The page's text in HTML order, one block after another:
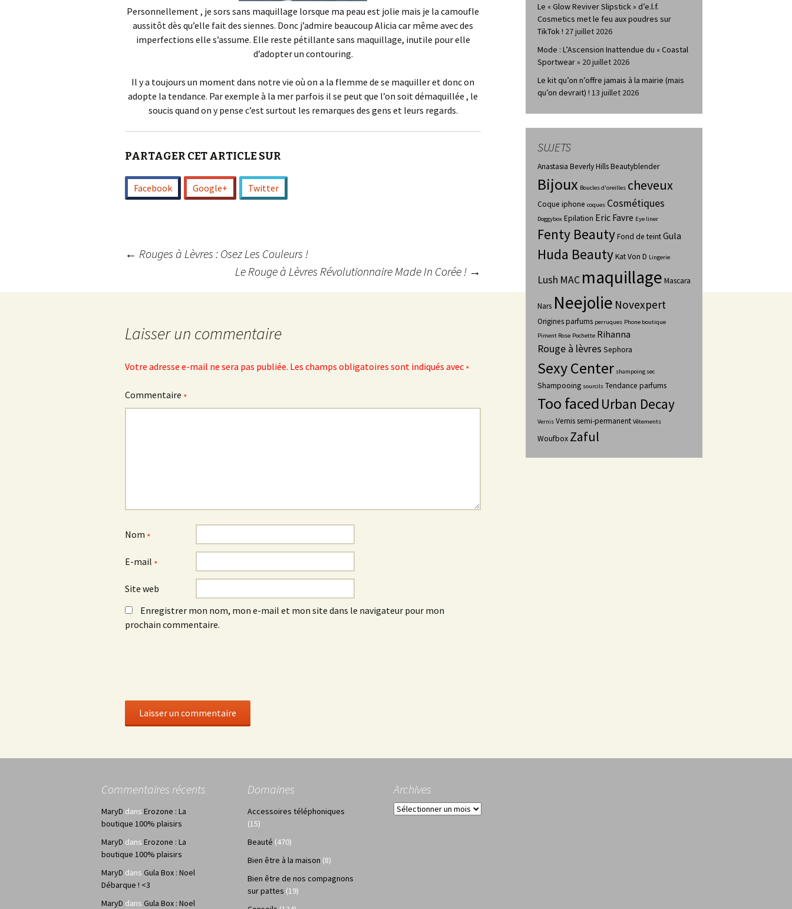
Personnellement , je sors sans maquillage lorsque ma peau est jolie mais je la camoufle
aussitôt dès qu’elle fait des siennes. Donc j’admire beaucoup Alicia car même avec des
imperfections elle s’assume. Elle reste pétillante sans maquillage, inutile pour elle
d’adopter un contouring.
Il y a toujours un moment dans notre vie où on a la flemme de se maquiller et donc on
adopte la tendance. Par exemple à la mer parfois il se peut que l’on soit démaquillée , le
soucis quand on y pense c’est surtout les remarques des gens et leurs regards.
PARTAGER CET ARTICLE SUR
Facebook Google+ Twitter
Navigation
des
← Rouges à Lèvres : Osez Les Couleurs !
Le Rouge à Lèvres Révolutionnaire Made In Corée ! →
Laisser un commentaire
Votre adresse e-mail ne sera pas publiée. Les champs obligatoires sont indiqués avec *
Commentaire *
Nom *
E-mail *
Site web
Enregistrer mon nom, mon e-mail et mon site dans le navigateur pour mon
prochain commentaire.
Le « Glow Reviver Slipstick » d’e.l.f.
Cosmetics met le feu aux poudres sur
TikTok ! 27 juillet 2026
Mode : L’Ascension Inattendue du « Coastal
Sportwear » 20 juillet 2026
Le kit qu’on n’offre jamais à la mairie (mais
qu’on devrait) ! 13 juillet 2026
SUJETS
Anastasia Beverly HillsBeautyblender
Bijoux Boucles d'oreilles cheveux
Coque iphone coques Cosmétiques
Doggybox Epilation Eric Favre Eye liner
Fenty BeautyFond de teintGula
Huda BeautyKat Von D Lingerie
Lush MAC maquillage Mascara
Nars Neejolie Novexpert
Origines parfums perruques Phone boutique
Piment Rose Pochette Rihanna
Rouge à lèvres Sephora
Sexy Center shampoing sec
Shampooing sourcils Tendance parfums
Too faced Urban Decay
Vernis Vernis semi-permanent Vêtements
Woufbox Zaful
Commentaires récents
MaryD dans Erozone : La
boutique 100% plaisirs
MaryD dans Erozone : La
boutique 100% plaisirs
MaryD dans Gula Box : Noel
Débarque ! <3
MaryD dans Gula Box : Noel
Domaines
Accessoires téléphoniques
(15)
Beauté (470)
Bien être à la maison (8)
Bien être de nos compagnons
sur pattes (19)
Archives
Archives